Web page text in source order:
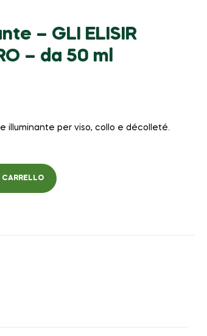
– GLI ELISIR
– da 50 ml
illuminante per viso, collo e décolleté.